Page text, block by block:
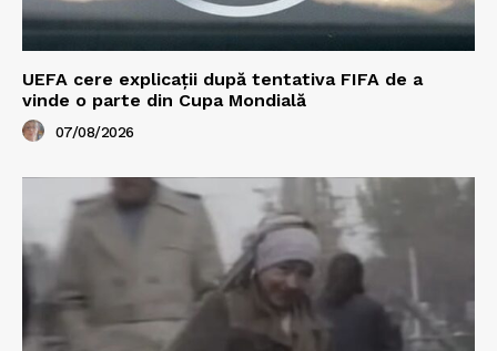
UEFA cere explicații după tentativa FIFA de a
vinde o parte din Cupa Mondială
07/08/2026